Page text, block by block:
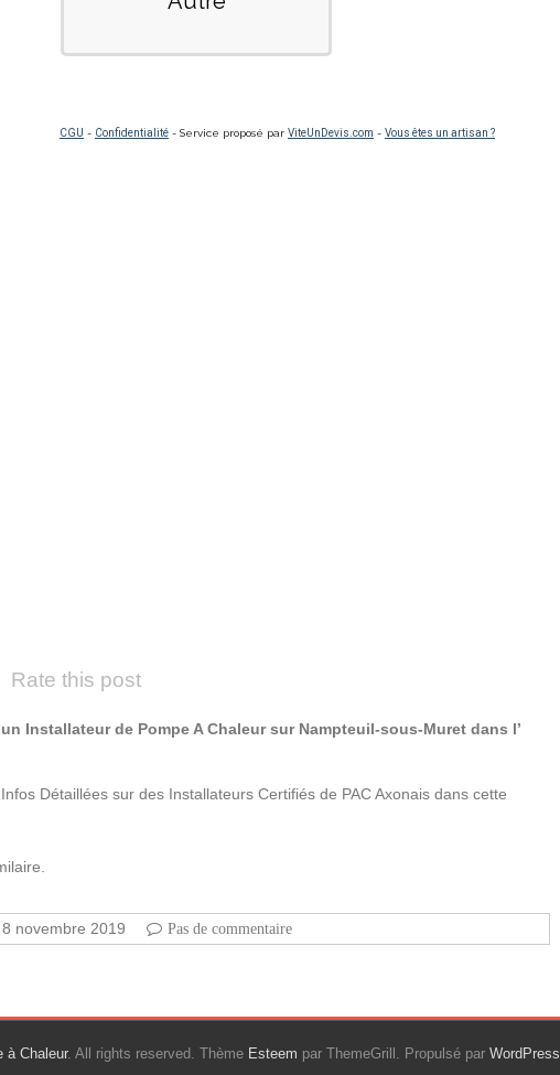
Rate this post
Installateur de Pompe A Chaleur sur Nampteuil-sous-Muret dans l’
Détaillées sur des Installateurs Certifiés de PAC Axonais dans cette
8 novembre 2019 Pas de commentaire
à Chaleur. All rights reserved. Thème Esteem par ThemeGrill. Propulsé par WordPress